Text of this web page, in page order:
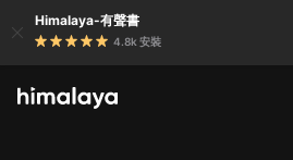
Himalaya-有聲書
4.8k 安裝